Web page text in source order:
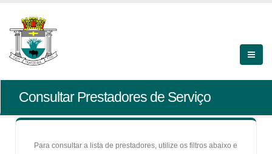
Consultar Prestadores de Serviço
Para consultar a lista de prestadores, utilize os filtros abaixo e